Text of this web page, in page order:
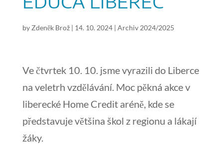
by Zdeněk Brož| 14. 10. 2024| Archiv 2024/2025
Ve čtvrtek 10. 10. jsme vyrazili do Liberce
na veletrh vzdělávání. Moc pěkná akce v
liberecké Home Credit aréně, kde se
představuje většina škol z regionu a lákají
žáky.